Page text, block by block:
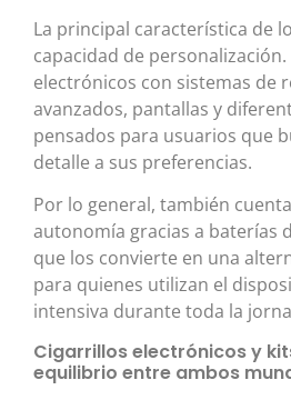
La principal característica de
capacidad de
electrónicos con sistemas de
avanzados, pantallas y
pensados para usuarios que
detalle a sus preferencias.
Por lo general, también
autonomía gracias a baterías
que los convierte en una
para quienes utilizan el
intensiva durante toda la
Cigarrillos electrónicos y
equilibrio entre ambos